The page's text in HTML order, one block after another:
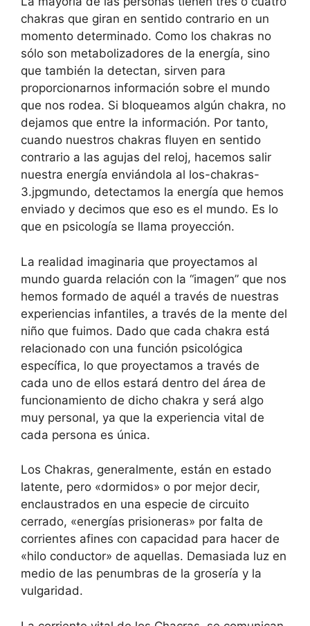
chakras que giran en sentido contrario en un
momento determinado. Como los chakras no
sólo son metabolizadores de la energía, sino
que también la detectan, sirven para
proporcionarnos información sobre el mundo
que nos rodea. Si bloqueamos algún chakra, no
dejamos que entre la información. Por tanto,
cuando nuestros chakras fluyen en sentido
contrario a las agujas del reloj, hacemos salir
nuestra energía enviándola al los-chakras-
3.jpgmundo, detectamos la energía que hemos
enviado y decimos que eso es el mundo. Es lo
que en psicología se llama proyección.
La realidad imaginaria que proyectamos al
mundo guarda relación con la “imagen” que nos
hemos formado de aquél a través de nuestras
experiencias infantiles, a través de la mente del
niño que fuimos. Dado que cada chakra está
relacionado con una función psicológica
específica, lo que proyectamos a través de
cada uno de ellos estará dentro del área de
funcionamiento de dicho chakra y será algo
muy personal, ya que la experiencia vital de
cada persona es única.
Los Chakras, generalmente, están en estado
latente, pero «dormidos» o por mejor decir,
enclaustrados en una especie de circuito
cerrado, «energías prisioneras» por falta de
corrientes afines con capacidad para hacer de
«hilo conductor» de aquellas. Demasiada luz en
medio de las penumbras de la grosería y la
vulgaridad.